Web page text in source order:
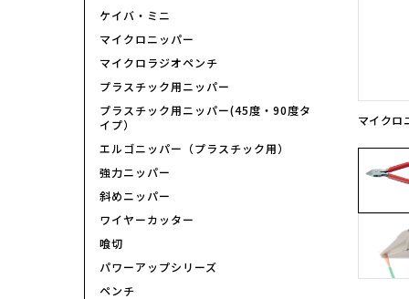
マイクロ
ケイバ・ミニ
マイクロニッパー
マイクロラジオペンチ
プラスチック用ニッパー
プラスチック用ニッパー(45度・90度タ
イプ）
エルゴニッパー（プラスチック用）
強力ニッパー
斜めニッパー
ワイヤーカッター
喰切
パワーアップシリーズ
ペンチ